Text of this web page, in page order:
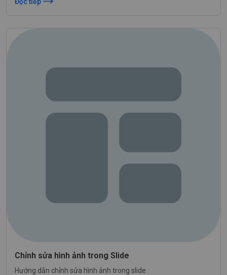
Chỉnh sửa hình ảnh trong Slide
Hướng dẫn chỉnh sửa hình ảnh trong slide